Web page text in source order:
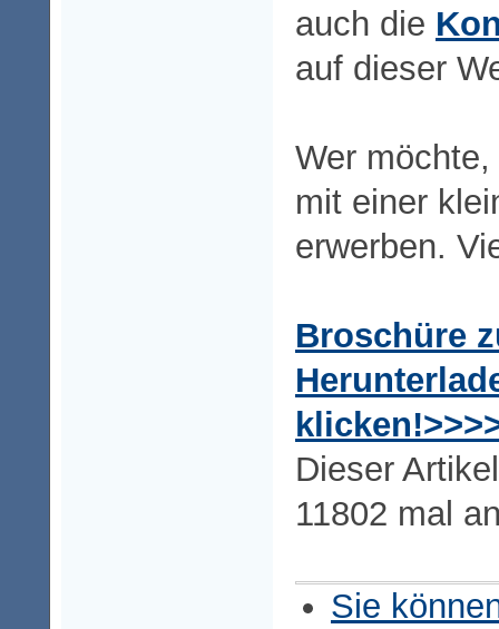
auch die
auf dieser
Wer
mit einer
erwerben.
Broschüre
Dieser
11802 mal
Sie